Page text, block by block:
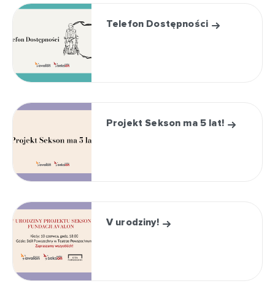
Telefon Dostępności
Projekt Sekson ma 5 lat!
V urodziny!